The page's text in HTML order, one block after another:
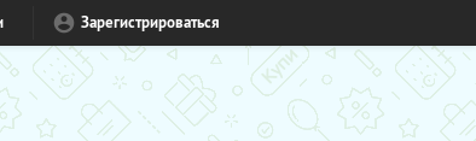
Зарегистрироваться